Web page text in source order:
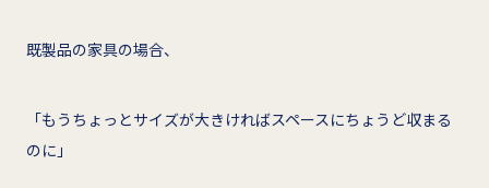
既製品の家具の場合、
「もうちょっとサイズが大きければスペースにちょうど収まる
のに」